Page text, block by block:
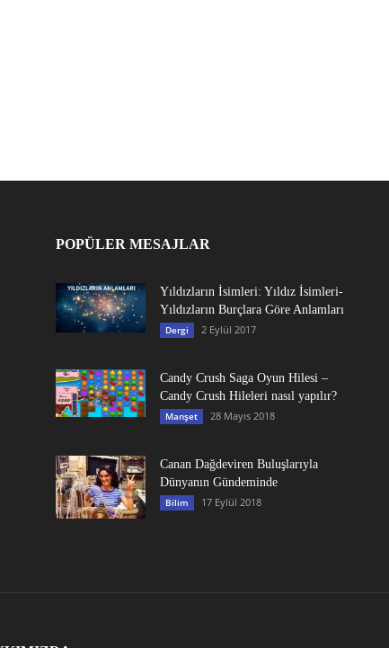
POPÜLER MESAJLAR
Yıldızların İsimleri: Yıldız İsimleri-
Yıldızların Burçlara Göre Anlamları
Dergi 2 Eylül 2017
Candy Crush Saga Oyun Hilesi –
Candy Crush Hileleri nasıl yapılır?
Manşet 28 Mayıs 2018
Canan Dağdeviren Buluşlarıyla
Dünyanın Gündeminde
Bilim 17 Eylül 2018